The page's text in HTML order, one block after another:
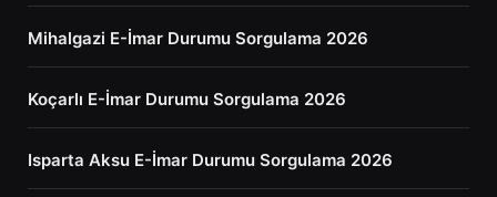
Mihalgazi E-İmar Durumu Sorgulama 2026
Koçarlı E-İmar Durumu Sorgulama 2026
Isparta Aksu E-İmar Durumu Sorgulama 2026